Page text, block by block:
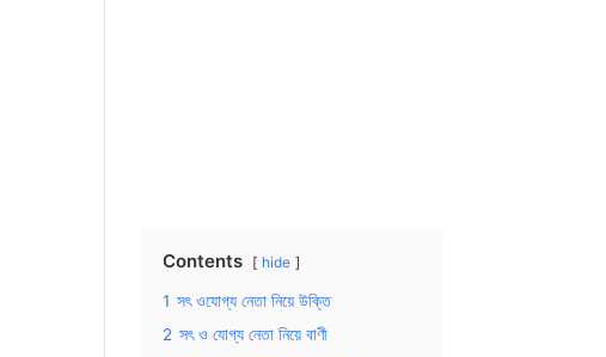
Contents hide
1 সৎ ওযোগ্য নেতা নিয়ে উক্তি
2 সৎ ও যোগ্য নেতা নিয়ে বাণী